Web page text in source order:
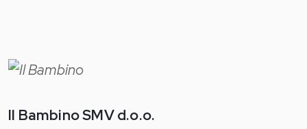
Il Bambino SMV d.o.o.